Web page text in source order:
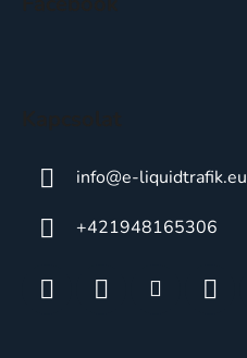
info@e-liquidtrafik.eu
+421948165306